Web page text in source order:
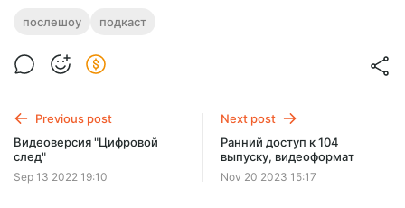
Видеоверсия 98 выпуска про
Видеоверсия 98 выпуска, мы с Дмитрием из genYcast
послешоу подкаст
Previous post
Видеоверсия "Цифровой
след"
Sep 13 2022 19:10
Next post
Ранний доступ к 104
выпуску, видеоформат
Nov 20 2023 15:17